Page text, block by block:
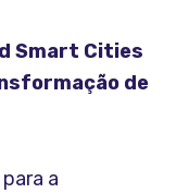
Smart Cities
de
a